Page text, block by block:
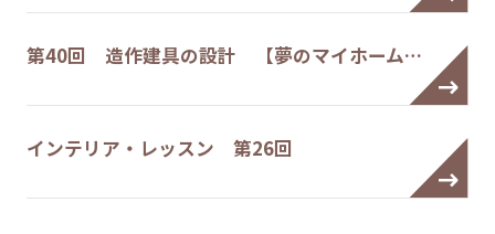
第40回 造作建具の設計 【夢のマイホーム…
インテリア・レッスン 第26回